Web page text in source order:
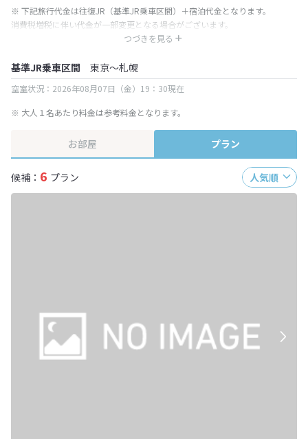
つづきを見る
※ 下記旅行代金は往復JR（基準JR乗車区間）＋宿泊代金となります。
消費税増税に伴い代金が一部変更となる場合がございます。
※ 表示されている旅行代金・プラン内容は一定時間ごとに更新されます。最
基準JR乗車区間 東京～札幌
空室状況：2026年08月07日（金）19：30現在
※ 大人１名あたり料金は参考料金となります。
お部屋 プラン
候補： 6 プラン 人気順